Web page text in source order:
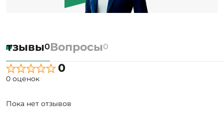
0Вопросы0
0
0 оценок
Пока нет отзывов